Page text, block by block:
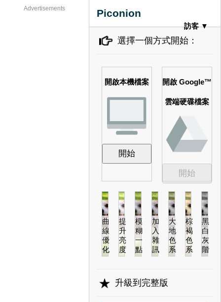
Advertisements Piconion
訪客
選擇一個方式開始：
開啟本機檔案
開始
開啟 Google™
雲端硬碟檔案
開始
升級到完整版